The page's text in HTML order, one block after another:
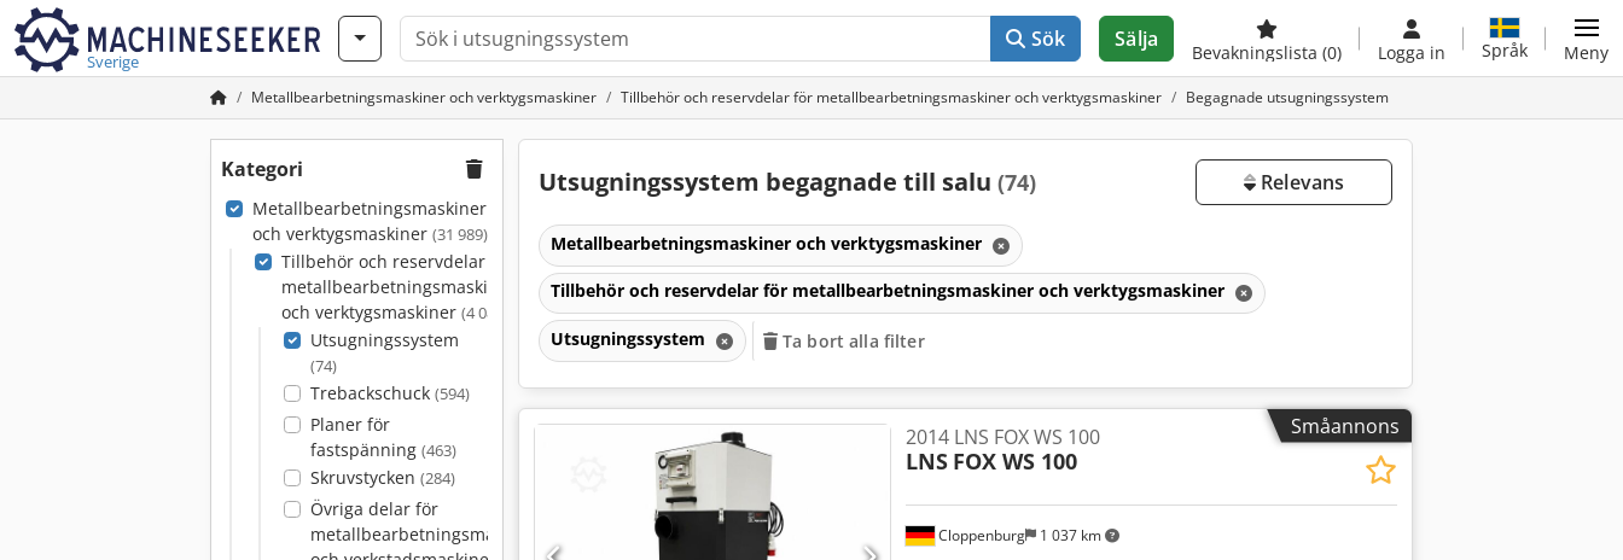
Sverige
Sök Sälja
Bevakningslista (0) Logga in Språk Meny
Metallbearbetningsmaskiner och verktygsmaskiner Tillbehör och reservdelar för metallbearbetningsmaskiner och verktygsmaskiner Begagnade utsugningssystem
Kategori
Metallbearbetningsmaskiner
och verktygsmaskiner (31 989)
Tillbehör och reservdelar för
metallbearbetningsmaskiner
och verktygsmaskiner (4 087)
Utsugningssystem
(74)
Trebackschuck (594)
Planer för
fastspänning (463)
Skruvstycken (284)
Övriga delar för
metallbearbetningsmaskiner
Utsugningssystem begagnade till salu (74) Relevans
Metallbearbetningsmaskiner och verktygsmaskiner
Tillbehör och reservdelar för metallbearbetningsmaskiner och verktygsmaskiner
Utsugningssystem Ta bort alla filter
Småannons
Cloppenburg 1 037 km
2014 LNS FOX WS 100
LNS FOX WS 100